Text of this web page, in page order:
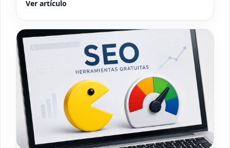
Ver artículo